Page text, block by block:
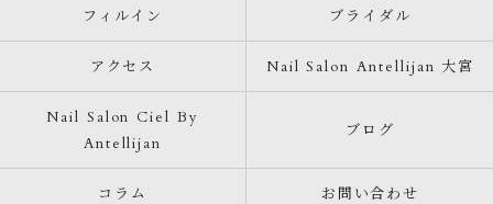
フィルイン ブライダル
アクセス Nail Salon Antellijan 大宮
Nail Salon Ciel By
Antellijan
ブログ
コラム お問い合わせ